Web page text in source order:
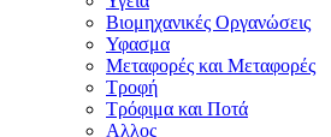
Βιομηχανικές Οργανώσεις
Υφασμα
Μεταφορές και Μεταφορές
Τροφή
Τρόφιμα και Ποτά
Αλλος